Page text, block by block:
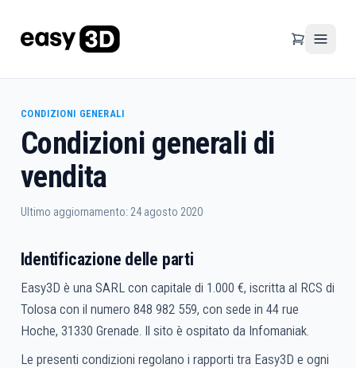
CONDIZIONI GENERALI
Condizioni generali di
vendita
Ultimo aggiornamento: 24 agosto 2020
Identificazione delle parti
Easy3D è una SARL con capitale di 1.000 €, iscritta al RCS di
Tolosa con il numero 848 982 559, con sede in 44 rue
Hoche, 31330 Grenade. Il sito è ospitato da Infomaniak.
Le presenti condizioni regolano i rapporti tra Easy3D e ogni